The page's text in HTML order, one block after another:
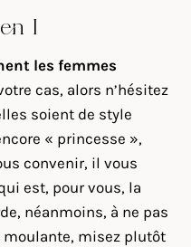
I
les femmes
cas, alors n’hésitez
soient de style
« princesse »,
convenir, il vous
est, pour vous, la
néanmoins, à ne pas
moulante, misez plutôt